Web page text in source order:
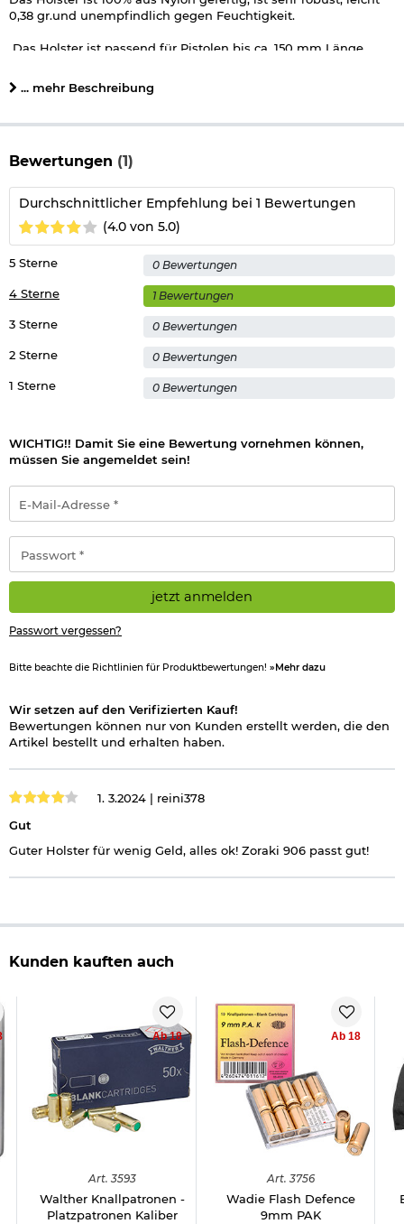
0,38 gr.und unempfindlich gegen Feuchtigkeit.
Das Holster ist passend für Pistolen bis ca. 150 mm Länge.
Reck Goliath 9mm
Details zu Umarex Holster:
Verschluss stufenlos verstellbar
Material: 100% Nylon
Marke: Umarex
Die Lieferung erfolgtohnePistole.
... mehr Beschreibung
Bewertungen (1)
Durchschnittlicher Empfehlung bei 1 Bewertungen
(4.0 von 5.0)
1 Sterne 0 Bewertungen
2 Sterne 0 Bewertungen
3 Sterne 0 Bewertungen
4 Sterne 1 Bewertungen
5 Sterne 0 Bewertungen
WICHTIG!! Damit Sie eine Bewertung vornehmen können,
müssen Sie angemeldet sein!
Mail-
Adresse
*
jetzt anmelden
Passwort vergessen?
Bitte beachte die Richtlinien für Produktbewertungen! »Mehr dazu
Wir setzen auf den Verifizierten Kauf!
Bewertungen können nur von Kunden erstellt werden, die den
Artikel bestellt und erhalten haben.
1. 3.2024 | reini378
Gut
Guter Holster für wenig Geld, alles ok! Zoraki 906 passt gut!
Kunden kauften auch
Ab 18
Art. 3593
Walther Knallpatronen -
Platzpatronen Kaliber
Ab 18
Art. 3756
Wadie Flash Defence
9mm PAK